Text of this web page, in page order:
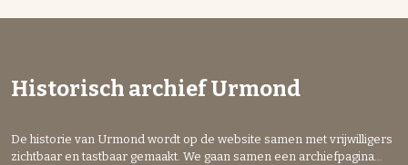
Historisch archief Urmond
De historie van Urmond wordt op de website samen met vrijwilligers
zichtbaar en tastbaar gemaakt. We gaan samen een archiefpagina